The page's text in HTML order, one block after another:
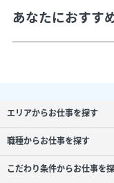
あなたにおすす
エリアからお仕事を探す
職種からお仕事を探す
こだわり条件からお仕事を